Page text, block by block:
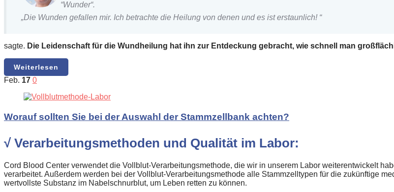
“Wunder“.
„Die Wunden gefallen mir. Ich betrachte die Heilung von denen und es ist erstaunlich! “
sagte. Die Leidenschaft für die Wundheilung hat ihn zur Entdeckung gebracht, wie schnell man
Weiterlesen
Feb. 17 0
Worauf sollten Sie bei der Auswahl der Stammzellbank achten?
√ Verarbeitungsmethoden und Qualität im Labor:
Cord Blood Center verwendet die Vollblut-Verarbeitungsmethode, die wir in unserem Labor weiterentwickelt
verarbeitet. Außerdem werden bei der Vollblut-Verarbeitungsmethode alle Stammzelltypen für die zukünftige
wertvollste Substanz im Nabelschnurblut, um Leben retten zu können.